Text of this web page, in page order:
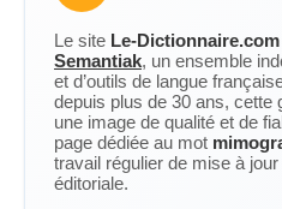
Le site Le-Dictionnaire.com
Semantiak, un ensemble
et d’outils de langue
depuis plus de 30 ans, cette
une image de qualité et de
page dédiée au mot
travail régulier de mise à
éditoriale.